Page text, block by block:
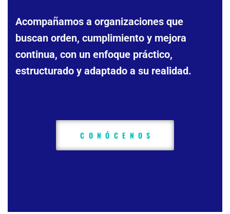
Acompañamos a organizaciones que
buscan orden, cumplimiento y mejora
continua, con un enfoque práctico,
estructurado y adaptado a su realidad.
CONÓCENOS